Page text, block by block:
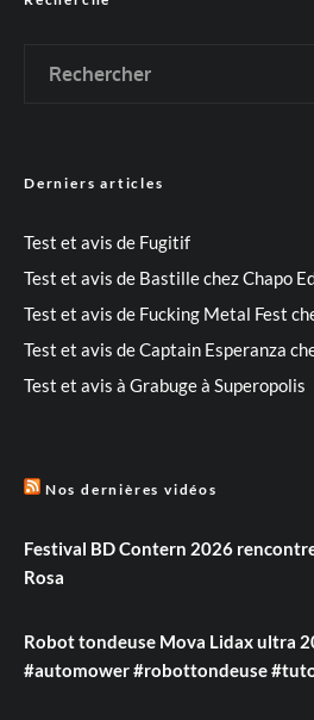
Derniers articles
Test et avis de Fugitif
Test et avis de Bastille chez Chapo
Test et avis de Fucking Metal Fest
Test et avis de Captain Esperanza
Test et avis à Grabuge à Superopolis
Nos dernières vidéos
Festival BD Contern 2026
Rosa
Robot tondeuse Mova Lidax ultra
#automower #robottondeuse